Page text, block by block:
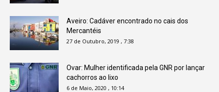
Aveiro: Cadáver encontrado no cais dos
Mercantéis
27 de Outubro, 2019 , 7:38
Ovar: Mulher identificada pela GNR por lançar
cachorros ao lixo
6 de Maio, 2020 , 10:14